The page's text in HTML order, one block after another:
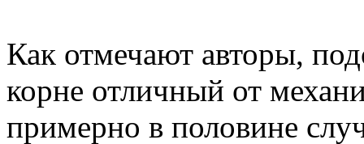
Как отмечают авторы,
корне отличный от
примерно в половине